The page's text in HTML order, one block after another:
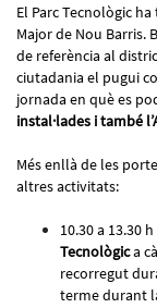
El Parc Tecnològic
Major de Nou Barris.
de referència al
ciutadania el pugui
jornada en què es
instal·lades i també
Més enllà de les
altres activitats:
10.30 a 13.30 h
Tecnològica
recorregut
terme durant